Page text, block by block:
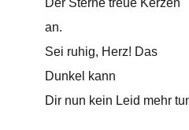
Der Sterne treue Kerzen
an.
Sei ruhig, Herz! Das
Dunkel kann
Dir nun kein Leid mehr